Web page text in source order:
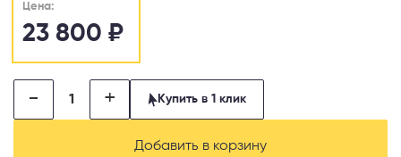
Цена:
23 800 ₽
- + Купить в 1 клик
Добавить в корзину